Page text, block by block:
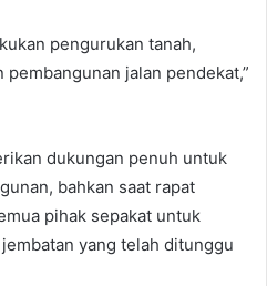
pengurukan tanah,
jalan pendekat,”
dukungan penuh untuk
bahkan saat rapat
pihak sepakat untuk
yang telah ditunggu